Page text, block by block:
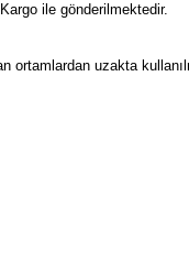
ile gönderilmektedir.
uzakta